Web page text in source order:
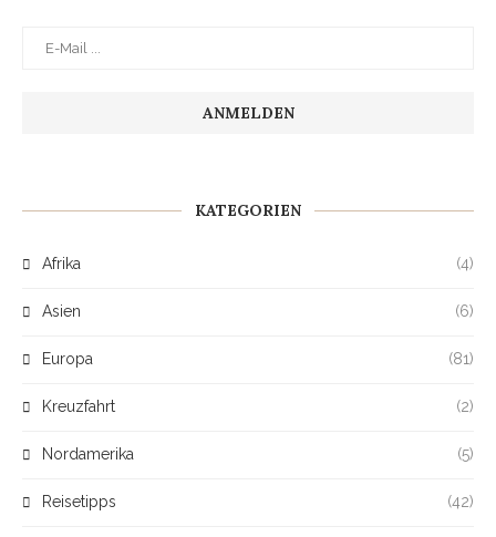
KATEGORIEN
Afrika (4)
Asien (6)
Europa (81)
Kreuzfahrt (2)
Nordamerika (5)
Reisetipps (42)